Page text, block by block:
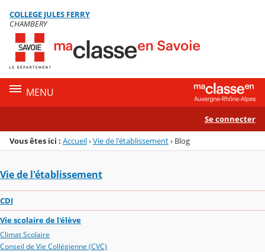
Menu de la rubrique
Contenu
COLLEGE JULES FERRY
CHAMBERY
MENU
Se connecter
Vous êtes ici : Accueil›Vie de l'établissement› Blog
Vie de l'établissement
CDI
Vie scolaire de l'élève
Climat Scolaire
Conseil de Vie Collégienne (CVC)